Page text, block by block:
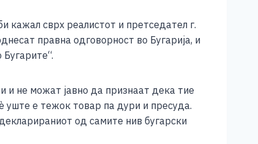
кажал сврх реалистот и претседател г.
правна одговорност во Бугарија, и
и не можат јавно да признаат дека тие
уште е тежок товар па дури и пресуда.
од самите нив бугарски